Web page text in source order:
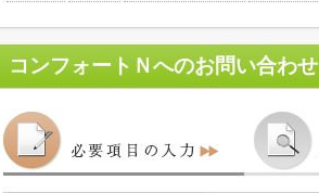
コンフォートＮへのお問い合わせ